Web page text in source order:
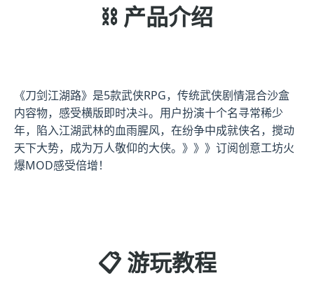
⛓️ 产品介绍
《刀剑江湖路》是5款武侠RPG，传统武侠剧情混合沙盒
内容物，感受横版即时决斗。用户扮演十个名寻常稀少
年，陷入江湖武林的血雨腥风，在纷争中成就侠名，搅动
天下大势，成为万人敬仰的大侠。》》》订阅创意工坊火
爆MOD感受倍增！
📋 游玩教程